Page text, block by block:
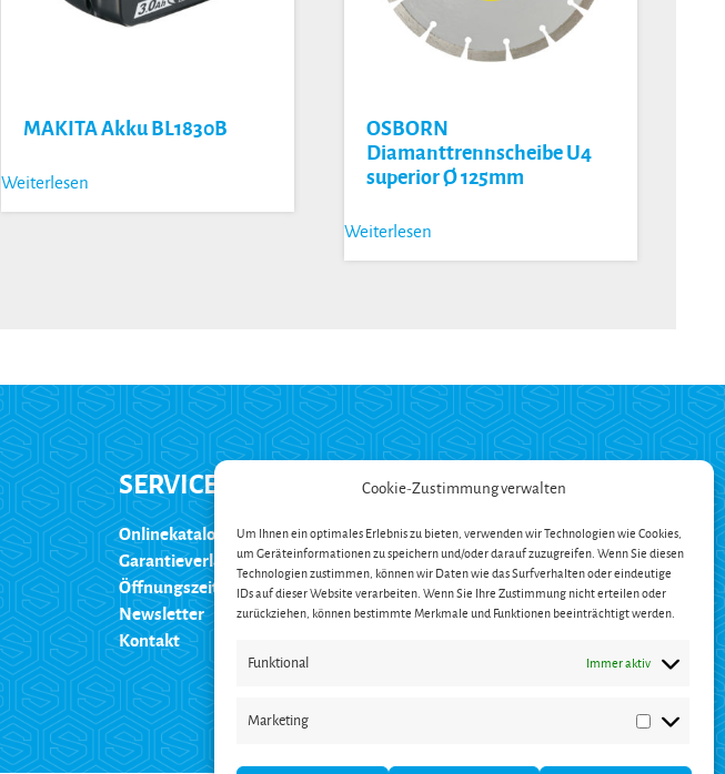
Cookie-Zustimmung verwalten
Um Ihnen ein optimales Erlebnis zu bieten, verwenden wir Technologien wie Cookies,
um Geräteinformationen zu speichern und/oder darauf zuzugreifen. Wenn Sie diesen
Technologien zustimmen, können wir Daten wie das Surfverhalten oder eindeutige
IDs auf dieser Website verarbeiten. Wenn Sie Ihre Zustimmung nicht erteilen oder
zurückziehen, können bestimmte Merkmale und Funktionen beeinträchtigt werden.
Funktional Immer aktiv
Marketing
Marketing
MAKITA Akku BL1830B
Weiterlesen
OSBORN
Diamanttrennscheibe U4
superior Ø 125mm
Weiterlesen
SERVICE
Onlinekatalog
Garantieverlängerung
Öffnungszeiten
Newsletter
Kontakt
ZAHLUNG